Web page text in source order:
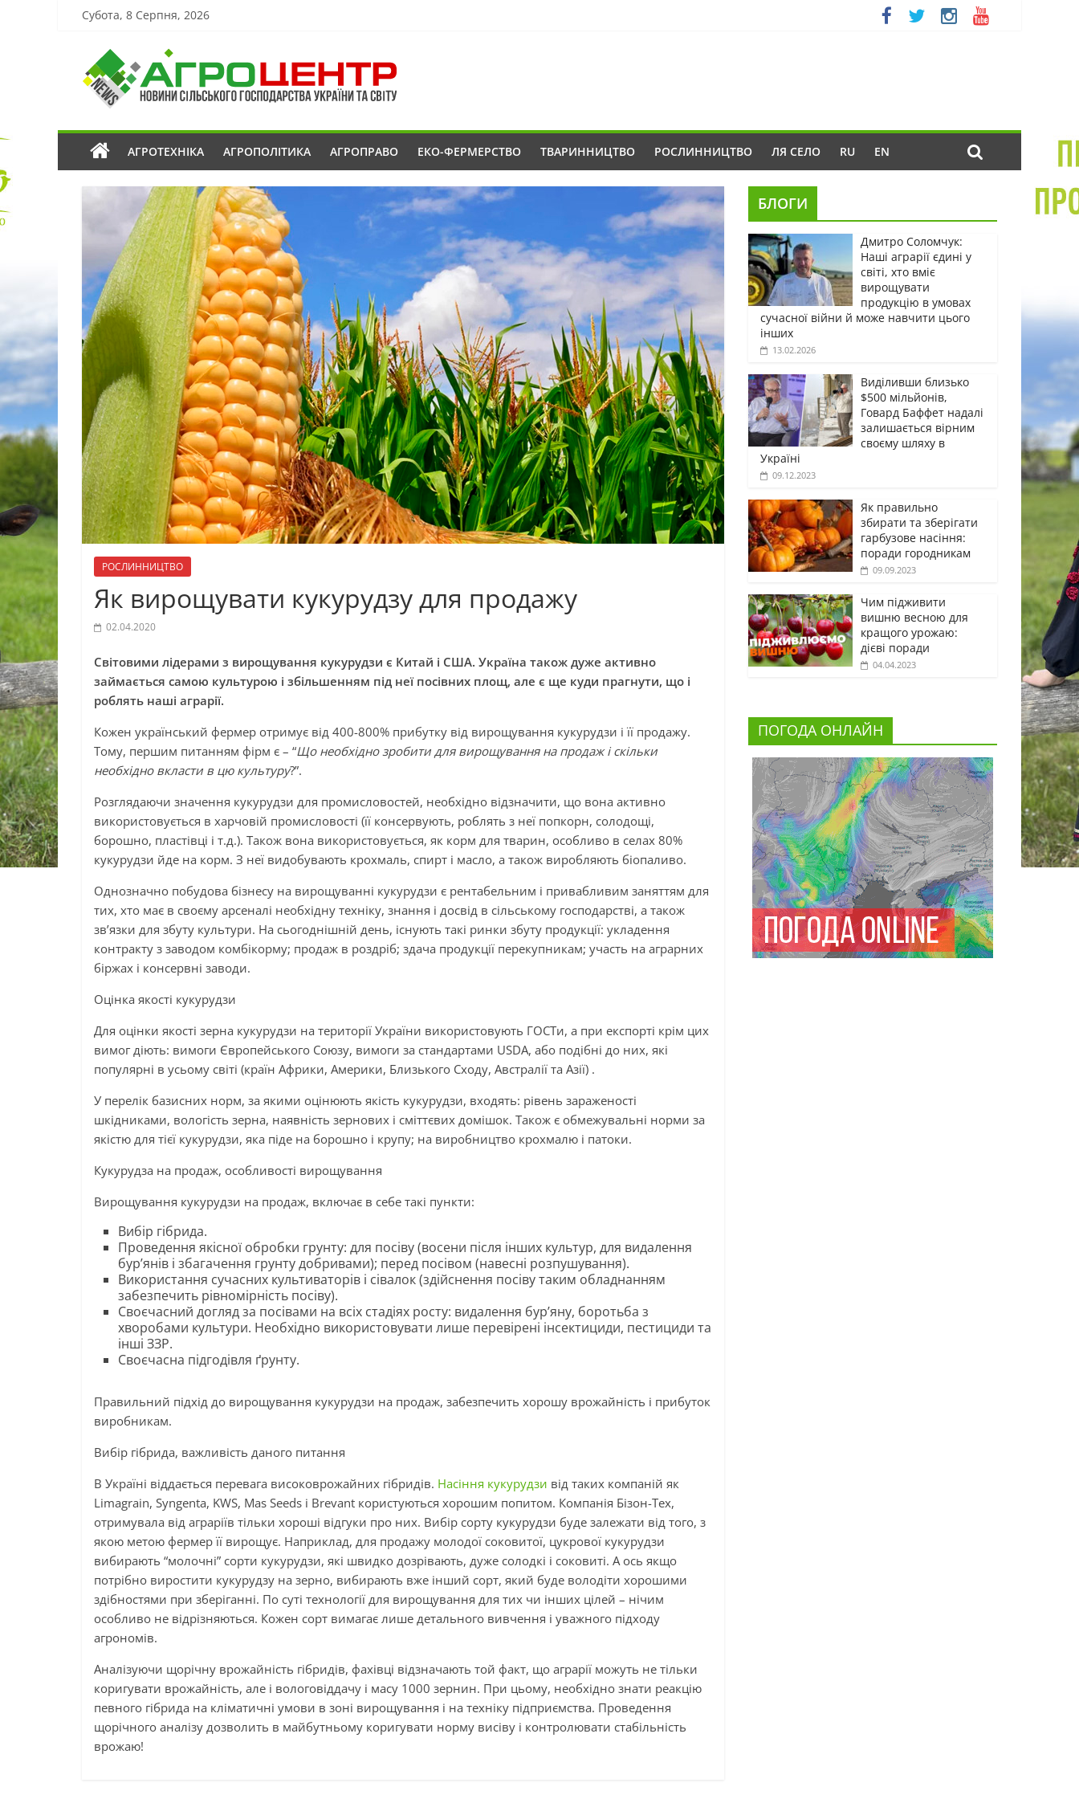
Субота, 8 Серпня, 2026
АГРОТЕХНІКА АГРОПОЛІТИКА АГРОПРАВО ЕКО-ФЕРМЕРСТВО ТВАРИННИЦТВО РОСЛИННИЦТВО ЛЯ СЕЛО RU EN
РОСЛИННИЦТВО
Як вирощувати кукурудзу для продажу
02.04.2020
Світовими лідерами з вирощування кукурудзи є Китай і США. Україна також дуже активно
займається самою культурою і збільшенням під неї посівних площ, але є ще куди прагнути, що і
роблять наші аграрії.
Кожен український фермер отримує від 400-800% прибутку від вирощування кукурудзи і її продажу.
Тому, першим питанням фірм є – “Що необхідно зробити для вирощування на продаж і скільки
необхідно вкласти в цю культуру?”.
Розглядаючи значення кукурудзи для промисловостей, необхідно відзначити, що вона активно
використовується в харчовій промисловості (її консервують, роблять з неї попкорн, солодощі,
борошно, пластівці і т.д.). Також вона використовується, як корм для тварин, особливо в селах 80%
кукурудзи йде на корм. З неї видобувають крохмаль, спирт і масло, а також виробляють біопаливо.
Однозначно побудова бізнесу на вирощуванні кукурудзи є рентабельним і привабливим заняттям для
тих, хто має в своєму арсеналі необхідну техніку, знання і досвід в сільському господарстві, а також
зв’язки для збуту культури. На сьогоднішній день, існують такі ринки збуту продукції: укладення
контракту з заводом комбікорму; продаж в роздріб; здача продукції перекупникам; участь на аграрних
біржах і консервні заводи.
Оцінка якості кукурудзи
Для оцінки якості зерна кукурудзи на території України використовують ГОСТи, а при експорті крім цих
вимог діють: вимоги Європейського Союзу, вимоги за стандартами USDA, або подібні до них, які
популярні в усьому світі (країн Африки, Америки, Близького Сходу, Австралії та Азії) .
У перелік базисних норм, за якими оцінюють якість кукурудзи, входять: рівень зараженості
шкідниками, вологість зерна, наявність зернових і сміттєвих домішок. Також є обмежувальні норми за
якістю для тієї кукурудзи, яка піде на борошно і крупу; на виробництво крохмалю і патоки.
Кукурудза на продаж, особливості вирощування
Вирощування кукурудзи на продаж, включає в себе такі пункти:
Вибір гібрида.
Проведення якісної обробки грунту: для посіву (восени після інших культур, для видалення
бур’янів і збагачення грунту добривами); перед посівом (навесні розпушування).
Використання сучасних культиваторів і сівалок (здійснення посіву таким обладнанням
забезпечить рівномірність посіву).
Своєчасний догляд за посівами на всіх стадіях росту: видалення бур’яну, боротьба з
хворобами культури. Необхідно використовувати лише перевірені інсектициди, пестициди та
інші ЗЗР.
Своєчасна підгодівля ґрунту.
Правильний підхід до вирощування кукурудзи на продаж, забезпечить хорошу врожайність і прибуток
виробникам.
Вибір гібрида, важливість даного питання
В Україні віддається перевага високоврожайних гібридів. Насіння кукурудзи від таких компаній як
Limagrain, Syngenta, KWS, Mas Seeds і Brevant користуються хорошим попитом. Компанія Бізон-Тех,
отримувала від аграріїв тільки хороші відгуки про них. Вибір сорту кукурудзи буде залежати від того, з
якою метою фермер її вирощує. Наприклад, для продажу молодої соковитої, цукрової кукурудзи
вибирають “молочні” сорти кукурудзи, які швидко дозрівають, дуже солодкі і соковиті. А ось якщо
потрібно виростити кукурудзу на зерно, вибирають вже інший сорт, який буде володіти хорошими
здібностями при зберіганні. По суті технології для вирощування для тих чи інших цілей – нічим
особливо не відрізняються. Кожен сорт вимагає лише детального вивчення і уважного підходу
агрономів.
Аналізуючи щорічну врожайність гібридів, фахівці відзначають той факт, що аграрії можуть не тільки
коригувати врожайність, але і вологовіддачу і масу 1000 зернин. При цьому, необхідно знати реакцію
певного гібрида на кліматичні умови в зоні вирощування і на техніку підприємства. Проведення
щорічного аналізу дозволить в майбутньому коригувати норму висіву і контролювати стабільність
врожаю!
БЛОГИ
Дмитро Соломчук:
Наші аграрії єдині у
світі, хто вміє
вирощувати
продукцію в умовах
сучасної війни й може навчити цього
інших
13.02.2026
Виділивши близько
$500 мільйонів,
Говард Баффет надалі
залишається вірним
своєму шляху в
Україні
09.12.2023
Як правильно
збирати та зберігати
гарбузове насіння:
поради городникам
09.09.2023
Чим підживити
вишню весною для
кращого урожаю:
дієві поради
04.04.2023
ПОГОДА ОНЛАЙН